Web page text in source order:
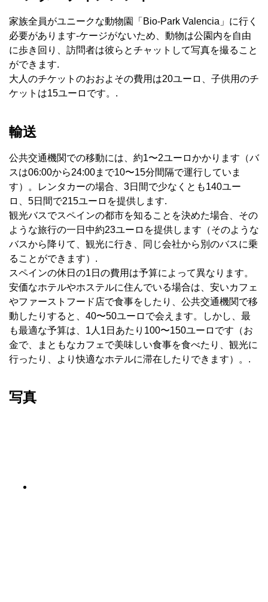
家族全員がユニークな動物園「Bio-Park Valencia」に行く
必要があります-ケージがないため、動物は公園内を自由
に歩き回り、訪問者は彼らとチャットして写真を撮ること
ができます.
大人のチケットのおおよその費用は20ユーロ、子供用のチ
ケットは15ユーロです。.
輸送
公共交通機関での移動には、約1〜2ユーロかかります（バ
スは06:00から24:00まで10〜15分間隔で運行していま
す）。レンタカーの場合、3日間で少なくとも140ユー
ロ、5日間で215ユーロを提供します.
観光バスでスペインの都市を知ることを決めた場合、その
ような旅行の一日中約23ユーロを提供します（そのような
バスから降りて、観光に行き、同じ会社から別のバスに乗
ることができます）.
スペインの休日の1日の費用は予算によって異なります。
安価なホテルやホステルに住んでいる場合は、安いカフェ
やファーストフード店で食事をしたり、公共交通機関で移
動したりすると、40〜50ユーロで会えます。しかし、最
も最適な予算は、1人1日あたり100〜150ユーロです（お
金で、まともなカフェで美味しい食事を食べたり、観光に
行ったり、より快適なホテルに滞在したりできます）。.
写真